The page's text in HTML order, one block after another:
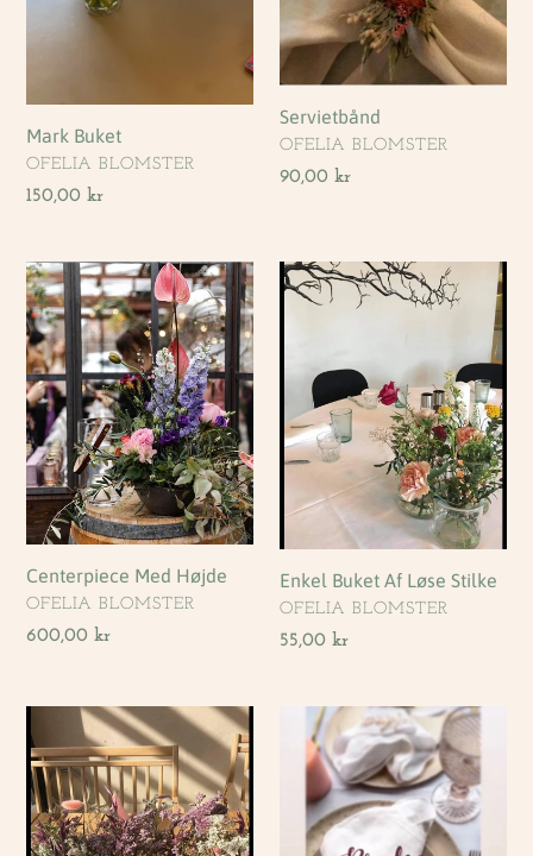
o
n
:
Mark Buket
FORHANDLER
OFELIA BLOMSTER
Normalpris
150,00 kr
Servietbånd
FORHANDLER
OFELIA BLOMSTER
Normalpris
90,00 kr
Centerpiece
Med
Højde
Centerpiece Med Højde
FORHANDLER
OFELIA BLOMSTER
Normalpris
600,00 kr
Enkel
Buket
Stilke
Enkel Buket Af Løse Stilke
FORHANDLER
OFELIA BLOMSTER
Normalpris
55,00 kr
Evighedsblomster
vase
Servietring